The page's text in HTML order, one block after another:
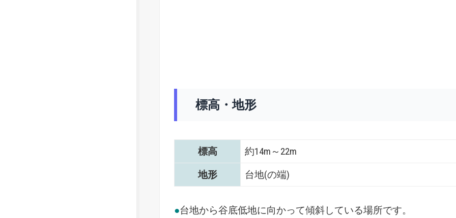
標高・地形
標高
約14m～22m
地形
台地(の端)
●台地から谷底低地に向かって傾斜している場所です。